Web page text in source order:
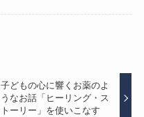
子どもの心に響くお薬のよ
うなお話「ヒーリング・ス
トーリー」を使いこなす